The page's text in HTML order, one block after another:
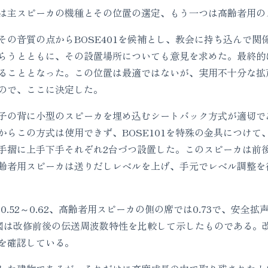
スピーカの機種とその位置の選定、もう一つは高齢者用
音質の点からBOSE401を候補とし、教会に持ち込んで関
うとともに、その設置場所についても意見を求めた。最終
こととなった。この位置は最適ではないが、実用不十分な
、ここに決定した。
背に小型のスピーカを埋め込むシートバック方式が適切で
らこの方式は使用できず、BOSE101を特殊の金具につけて
摺に上手下手それぞれ2台づつ設置した。このスピーカは前
者用スピーカは送りだしレベルを上げ、手元でレベル調整
～0.62、高齢者用スピーカの側の席では0.73で、安全拡
改修前後の伝送周波数特性を比較して示したものである。
認している。